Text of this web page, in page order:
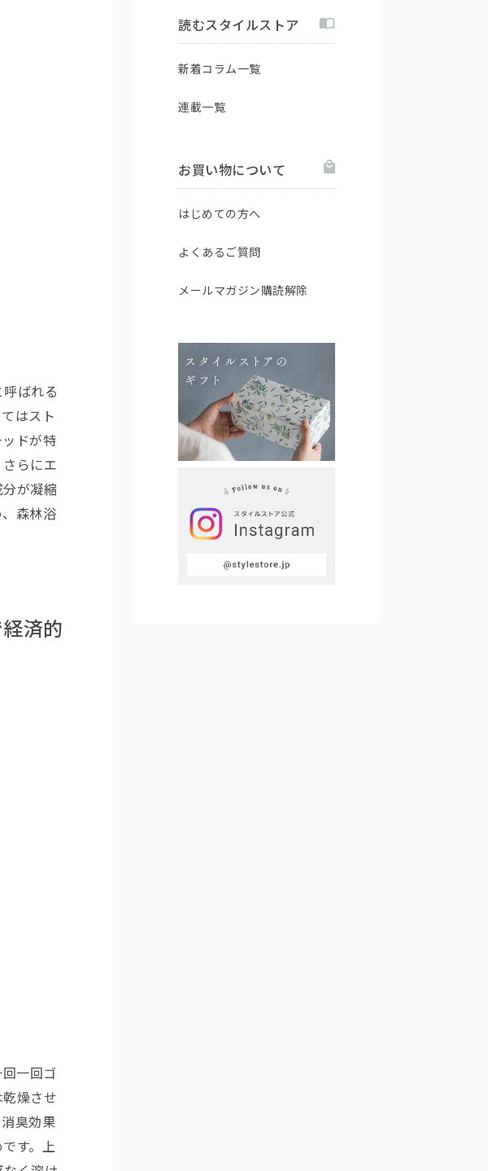
ばれる
はスト
ドが特
らにエ
が凝縮
森林浴
済的
一回ゴ
燥させ
臭効果
す。上
読むスタイルストア
新着コラム一覧
連載一覧
お買い物について
はじめての方へ
よくあるご質問
メールマガジン購読解除